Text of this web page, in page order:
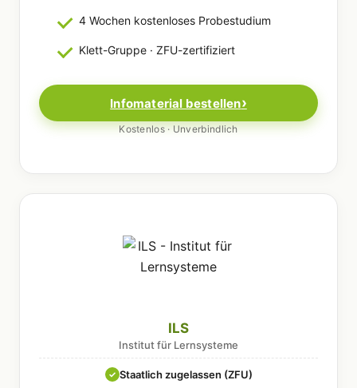
4 Wochen kostenloses Probestudium
Klett-Gruppe · ZFU-zertifiziert
Infomaterial bestellen
Kostenlos · Unverbindlich
ILS
Institut für Lernsysteme
✓ Staatlich zugelassen (ZFU)